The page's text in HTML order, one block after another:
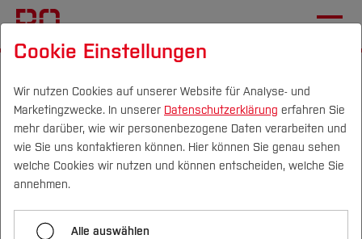
Campus Personen DE|EN Quicklinks
Studium
Infos für neue Studierende
Studieren mit KI
Cookie Einstellungen
Wir nutzen Cookies auf unserer Website für Analyse- und
Marketingzwecke. In unserer Datenschutzerklärung erfahren Sie
mehr darüber, wie wir personenbezogene Daten verarbeiten und
wie Sie uns kontaktieren können. Hier können Sie genau sehen
welche Cookies wir nutzen und können entscheiden, welche Sie
annehmen.
Alle auswählen